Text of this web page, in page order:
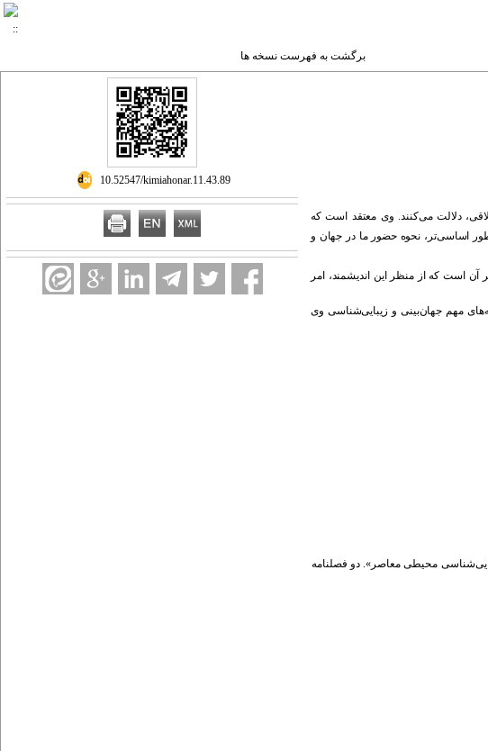
برگشت به فهرست نسخه ها
دلالت میکنند. وی معتقد است که
اساسیتر، نحوه حضور ما در جهان و
آن است که از منظر این اندیشمند، امر
های مهم جهانبینی و زیباییشناسی وی
آن با زیبایی‌شناسی محیطی معاصر». د‌و فصلنامه
‎ 10.52547/kimiahonar.11.43.89